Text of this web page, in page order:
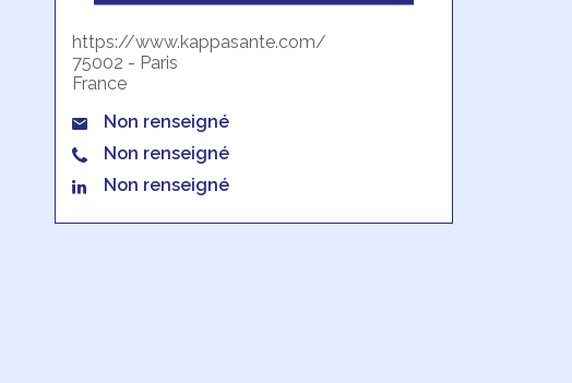
https://www.kappasante.com/
75002 - Paris
France
Non renseigné
Non renseigné
Non renseigné